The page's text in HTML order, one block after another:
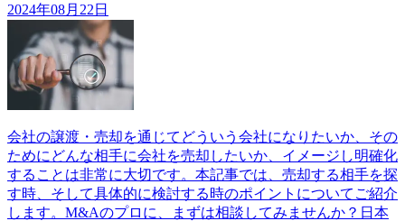
2024年08月22日
会社の譲渡・売却を通じてどういう会社になりたいか、その
ためにどんな相手に会社を売却したいか、イメージし明確化
することは非常に大切です。本記事では、売却する相手を探
す時、そして具体的に検討する時のポイントについてご紹介
します。M&Aのプロに、まずは相談してみませんか？日本